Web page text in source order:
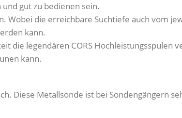
gut zu bedienen sein.
Wobei die erreichbare Suchtiefe auch vom
kann.
die legendären CORS Hochleistungsspulen
kann.
Diese Metallsonde ist bei Sondengängern